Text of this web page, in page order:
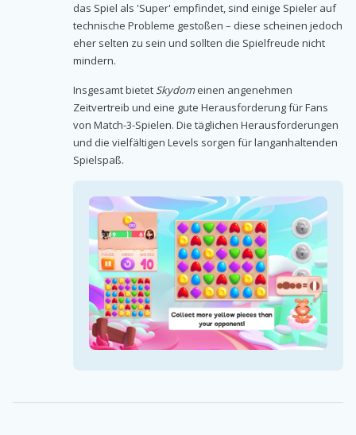
das Spiel als 'Super' empfindet, sind einige Spieler auf
technische Probleme gestoßen – diese scheinen jedoch
eher selten zu sein und sollten die Spielfreude nicht
mindern.
Insgesamt bietetSkydomeinen angenehmen
Zeitvertreib und eine gute Herausforderung für Fans
von Match-3-Spielen. Die täglichen Herausforderungen
und die vielfältigen Levels sorgen für langanhaltenden
Spielspaß.